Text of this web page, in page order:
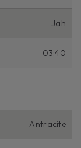
Jah
03:40
Antracite